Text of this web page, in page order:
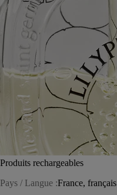
Produits rechargeables
Pays / Langue :France, français